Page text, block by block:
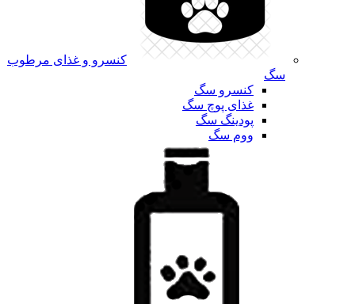
کنسرو و غذای مرطوب
سگ
کنسرو سگ
غذای پوچ سگ
پودینگ سگ
ووم سگ